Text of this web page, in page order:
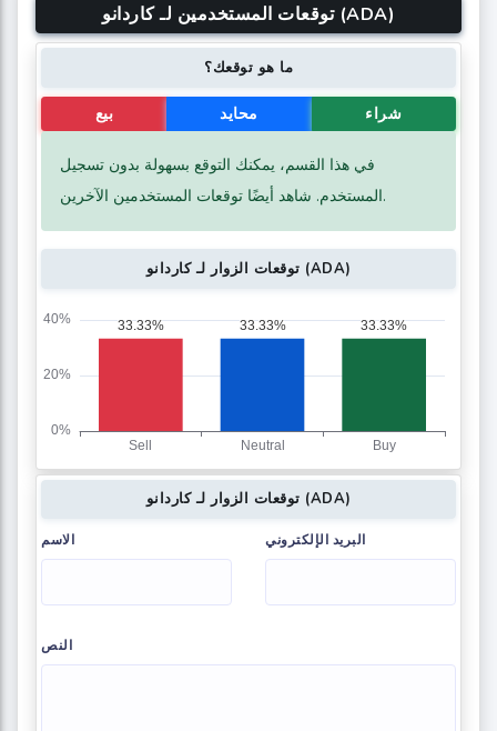
توقعات المستخدمين لـ كاردانو (ADA)
ما هو توقعك؟
بيع محايد شراء
في هذا القسم، يمكنك التوقع بسهولة بدون تسجيل
المستخدم. شاهد أيضًا توقعات المستخدمين الآخرين.
توقعات الزوار لـ كاردانو (ADA)
توقعات الزوار لـ كاردانو (ADA)
الاسم البريد الإلكتروني
النص